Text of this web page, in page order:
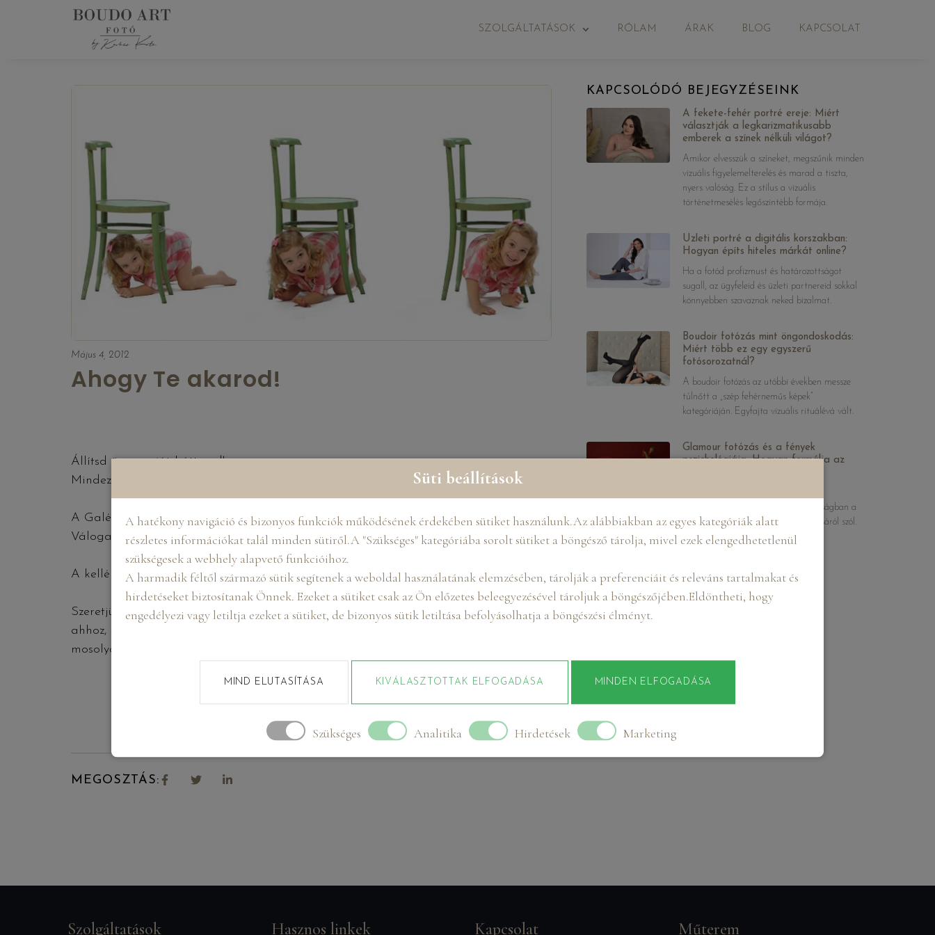
Süti beállítások
A hatékony navigáció és bizonyos funkciók működésének érdekében sütiket használunk.Az alábbiakban az egyes kategóriák alatt
részletes információkat talál minden sütiről.A "Szükséges" kategóriába sorolt sütiket a böngésző tárolja, mivel ezek elengedhetetlenül
szükségesek a webhely alapvető funkcióihoz.
A harmadik féltől származó sütik segítenek a weboldal használatának elemzésében, tárolják a preferenciáit és releváns tartalmakat és
hirdetéseket biztosítanak Önnek. Ezeket a sütiket csak az Ön előzetes beleegyezésével tároljuk a böngészőjében.Eldöntheti, hogy
engedélyezi vagy letiltja ezeket a sütiket, de bizonyos sütik letiltása befolyásolhatja a böngészési élményt.
MIND ELUTASÍTÁSA KIVÁLASZTOTTAK ELFOGADÁSA MINDEN ELFOGADÁSA
Szükséges Analitika Hirdetések Marketing
SZOLGÁLTATÁSOK RÓLAM ÁRAK BLOG KAPCSOLAT
Május 4, 2012
Ahogy Te akarod!
Állítsd össze saját háttered!
Mindezt hogyan teheted meg? Itt megtudhatod!
A Galériánkban találtok „Ahogy Te akarod!” címmel képeket a kellékeinkről.
Válogassatok kedvetekre akár színek szerint!
A kelléktárat időnként frissítjük majd! Itt is megosztom ezt veletek.
Szeretjük a gyermekek sajátos mozdulatait, arckifejezéseit és sokszor nem is kell sok
ahhoz, hogy kedves képek szülessenek, néha elég egy zöld szék és máris jöhetnek a
mosolyok!
MEGOSZTÁS:
KAPCSOLÓDÓ BEJEGYZÉSEINK
A fekete-fehér portré ereje: Miért
választják a legkarizmatikusabb
emberek a színek nélküli világot?
Amikor elvesszük a színeket, megszűnik minden
vizuális figyelemelterelés és marad a tiszta,
nyers valóság. Ez a stílus a vizuális
történetmesélés legőszintébb formája.
Üzleti portré a digitális korszakban:
Hogyan építs hiteles márkát online?
Ha a fotód profizmust és határozottságot
sugall, az ügyfeleid és üzleti partnereid sokkal
könnyebben szavaznak neked bizalmat.
Boudoir fotózás mint öngondoskodás:
Miért több ez egy egyszerű
fotósorozatnál?
A boudoir fotózás az utóbbi években messze
túlnőtt a „szép fehérneműs képek”
kategóriáján. Egyfajta vizuális rituálévá vált.
Glamour fotózás és a fények
pszichológiája: Hogyan formálja az
tökéletesség hajszolása, pedig a valóságban a
karakter és a fény tudatos találkozásáról szól.
Szolgáltatások Hasznos linkek Kapcsolat Műterem